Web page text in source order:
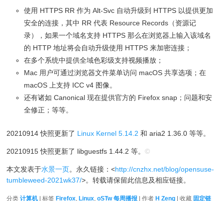
使用 HTTPS RR 作为 Alt-Svc 自动升级到 HTTPS 以提供更加
安全的连接，其中 RR 代表 Resource Records（资源记
录），如果一个域名支持 HTTPS 那么在浏览器上输入该域名
的 HTTP 地址将会自动升级使用 HTTPS 来加密连接；
在多个系统中提供全域色彩级支持视频播放；
Mac 用户可通过浏览器文件菜单访问 macOS 共享选项；在
macOS 上支持 ICC v4 图像。
还有诸如 Canonical 现在提供官方的 Firefox snap；问题和安
全修正；等等。
20210914 快照更新了 Linux Kernel 5.14.2 和 aria2 1.36.0 等等。
20210915 快照更新了 libguestfs 1.44.2 等。©
本文发表于水景一页。永久链接：<http://cnzhx.net/blog/opensuse-
tumbleweed-2021wk37/>。转载请保留此信息及相应链接。
分类计算机| 标签 Firefox, Linux,oSTw 每周播报 | 作者 H Zeng | 收藏 固定链